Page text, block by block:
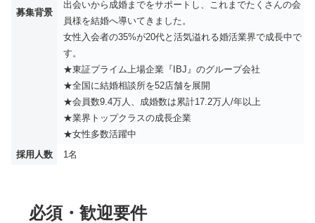
募集背景
出会いから成婚までをサポートし、これまでたくさんの会
員様を結婚へ導いてきました。
女性入会者の35%が20代と活気溢れる婚活業界で成長中で
す。
★東証プライム上場企業『IBJ』のグループ会社
★全国に結婚相談所を52店舗を展開
★会員数9.4万人、成婚数は累計17.2万人/年以上
★業界トップクラスの成長企業
★女性多数活躍中
採用人数
1名
必須・歓迎要件